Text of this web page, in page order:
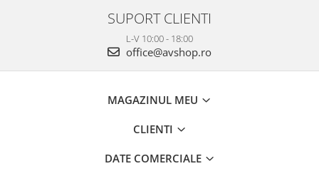
SUPORT CLIENTI
L-V 10:00 - 18:00
office@avshop.ro
MAGAZINUL MEU
CLIENTI
DATE COMERCIALE